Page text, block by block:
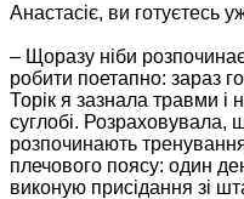
Анастасіє, ви готуєтесь
– Щоразу ніби
робити поетапно: зараз
Торік я зазнала травми і
суглобі. Розраховувала,
розпочинають
плечового поясу: один
виконую присідання зі